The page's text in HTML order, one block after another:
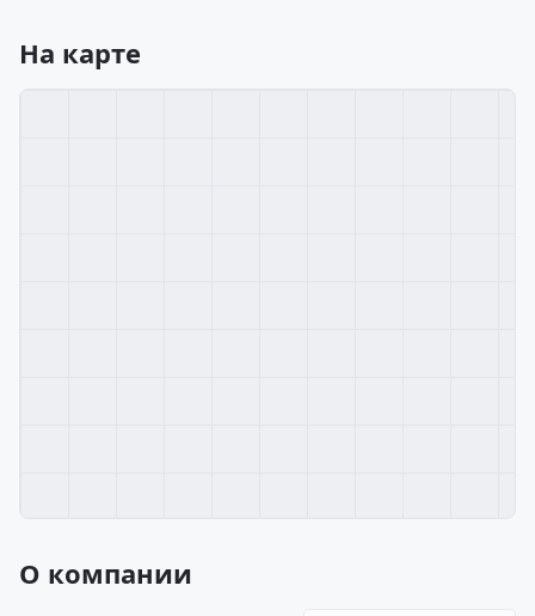
На карте
О компании